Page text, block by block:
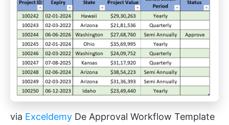
via Exceldemy De Approval Workflow Template